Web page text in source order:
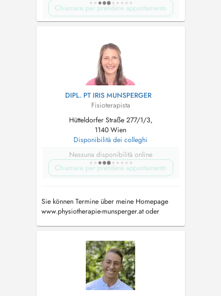
Chiamare per prendere appuntamento
DIPL. PT IRIS MUNSPERGER
Fisioterapista
Hütteldorfer Straße 277/1/3,
1140 Wien
Disponibilità dei colleghi
Nessuna disponibilità online
Chiamare per prendere appuntamento
Sie können Termine über meine Homepage
www.physiotherapie-munsperger.at oder